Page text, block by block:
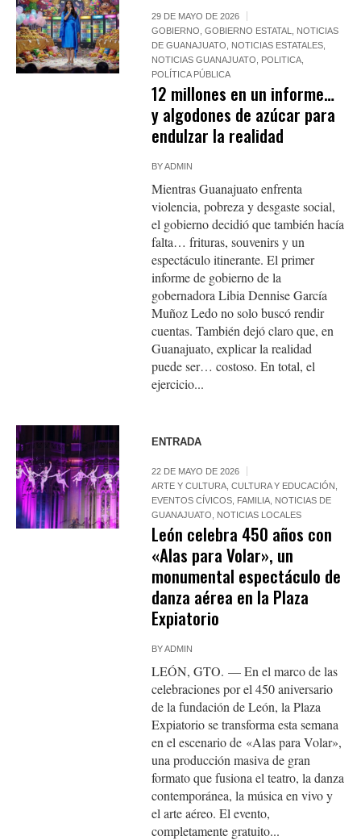
29 DE MAYO DE 2026
GOBIERNO ,GOBIERNO ESTATAL
NOTICIAS
DE GUANAJUATO
NOTICIAS ESTATALES
NOTICIAS GUANAJUATO
POLITICA
POLÍTICA PÚBLICA
12 millones en un informe…
y algodones de azúcar para
endulzar la realidad
BYADMIN
Mientras Guanajuato enfrenta
violencia, pobreza y desgaste social,
el gobierno decidió que también hacía
falta… frituras, souvenirs y un
espectáculo itinerante. El primer
informe de gobierno de la
gobernadora Libia Dennise García
Muñoz Ledo no solo buscó rendir
cuentas. También dejó claro que, en
Guanajuato, explicar la realidad
puede ser… costoso. En total, el
ejercicio...
ENTRADA
22 DE MAYO DE 2026
ARTE Y CULTURA ,CULTURA Y EDUCACIÓN
EVENTOS CÍVICOS FAMILIA NOTICIAS DE
GUANAJUATO
NOTICIAS LOCALES
León celebra 450 años con
«Alas para Volar», un
monumental espectáculo de
danza aérea en la Plaza
Expiatorio
BYADMIN
LEÓN, GTO. — En el marco de las
celebraciones por el 450 aniversario
de la fundación de León, la Plaza
Expiatorio se transforma esta semana
en el escenario de «Alas para Volar»,
una producción masiva de gran
formato que fusiona el teatro, la danza
contemporánea, la música en vivo y
el arte aéreo. El evento,
completamente gratuito...